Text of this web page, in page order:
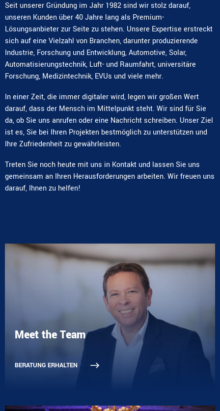
Seit unserer Gründung im Jahr 1982 sind wir stolz darauf,
unseren Kunden über 40 Jahre lang als Premium-
Lösungsanbieter zur Seite zu stehen. Unsere Expertise erstreckt
sich auf eine Vielzahl von Branchen, darunter produzierende
Industrie, Forschung und Entwicklung, Automotive, Solar,
Automatisierungstechnik, Luft- und Raumfahrt, universitäre
Forschung, Medizintechnik, EVUs und viele mehr.
In einer Zeit, die immer digitaler wird, legen wir großen Wert
darauf, dass der Mensch im Mittelpunkt steht. Wir sind für Sie
da, ob Sie uns anrufen oder eine Nachricht schreiben. Unser Ziel
ist es, Sie bei Ihren Projekten bestmöglich zu unterstützen und
Ihre Zufriedenheit zu gewährleisten.
Treten Sie noch heute mit uns in Kontakt und lassen Sie uns
gemeinsam an Ihren Herausforderungen arbeiten. Wir freuen uns
darauf, Ihnen zu helfen!
Meet the Team
BERATUNG ERHALTEN